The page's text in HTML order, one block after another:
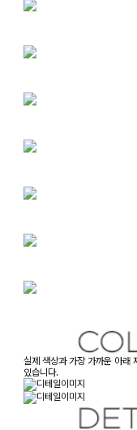
실제 색상과 가장 가까운 아래
있습니다.